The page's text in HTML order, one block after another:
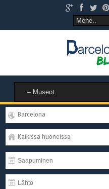
Barcelona
Kaikissa huoneissa